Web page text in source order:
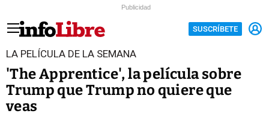
Publicidad
SUSCRÍBETE
LA PELÍCULA DE LA SEMANA
'The Apprentice', la película sobre
Trump que Trump no quiere que
veas